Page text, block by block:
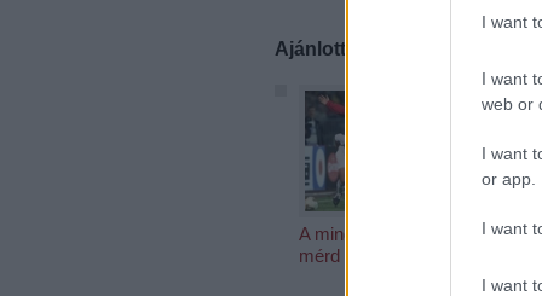
I want
I want
web or
I want
or app.
I want
I want
Ajánlott bejegyzések:
A mindenséggel
mérd magad
2012